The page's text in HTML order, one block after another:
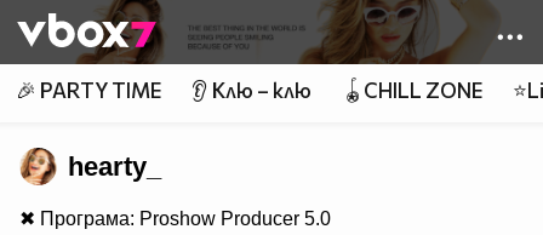
👾
🎉 PARTY TIME 👂 Клю – клю 🪀CHILL ZONE
hearty_
✖ Програма: Proshow Producer 5.0